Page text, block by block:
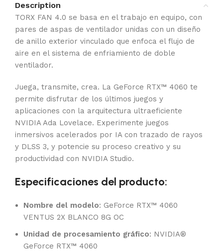
Description
TORX FAN 4.0 se basa en el trabajo en equipo, con
pares de aspas de ventilador unidas con un diseño
de anillo exterior vinculado que enfoca el flujo de
aire en el sistema de enfriamiento de doble
ventilador.
Juega, transmite, crea. La GeForce RTX™ 4060 te
permite disfrutar de los últimos juegos y
aplicaciones con la arquitectura ultraeficiente
NVIDIA Ada Lovelace. Experimente juegos
inmersivos acelerados por IA con trazado de rayos
y DLSS 3, y potencie su proceso creativo y su
productividad con NVIDIA Studio.
Especificaciones del producto:
Nombre del modelo: GeForce RTX™ 4060
VENTUS 2X BLANCO 8G OC
Unidad de procesamiento gráfico: NVIDIA®
GeForce RTX™ 4060